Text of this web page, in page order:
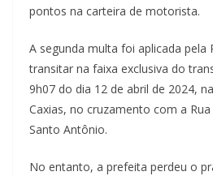
pontos na carteira de motorista.
A segunda multa foi aplicada pela
transitar na faixa exclusiva do
9h07 do dia 12 de abril de 2024,
Caxias, no cruzamento com a
Santo Antônio.
No entanto, a prefeita perdeu o